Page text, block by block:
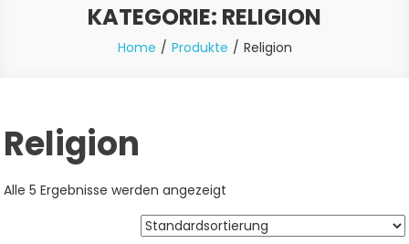
KATEGORIE: RELIGION
Home Produkte Religion
Religion
Alle 5 Ergebnisse werden angezeigt